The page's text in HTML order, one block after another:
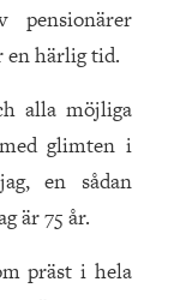
en härlig tid.
alla möjliga
glimten i
en sådan
är 75 år.
präst i hela